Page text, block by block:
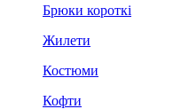
Брюки короткі
Жилети
Костюми
Кофти